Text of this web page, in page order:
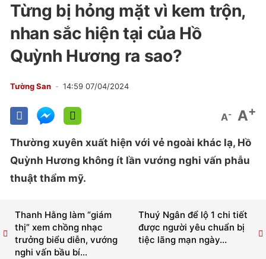
Từng bị hỏng mặt vì kem trộn,
nhan sắc hiện tại của Hồ
Quỳnh Hương ra sao?
Tường San 14:59 07/04/2024
A- A+
Thường xuyên xuất hiện với vẻ ngoài khác lạ, Hồ
Quỳnh Hương không ít lần vướng nghi vấn phẫu
thuật thẩm mỹ.
Thuý Ngân để lộ 1 chi tiết
được người yêu chuẩn bị
tiệc lãng mạn ngày...
Thanh Hằng làm “giám
thị” xem chồng nhạc
trưởng biểu diễn, vướng
nghi vấn bầu bí...